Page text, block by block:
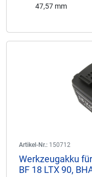
47,57 mm
Artikel-Nr.: 150712
Werkzeugakku
BF 18 LTX 90,